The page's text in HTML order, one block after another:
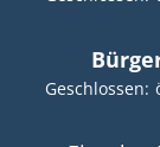
Klicken, um
Geschlossen: